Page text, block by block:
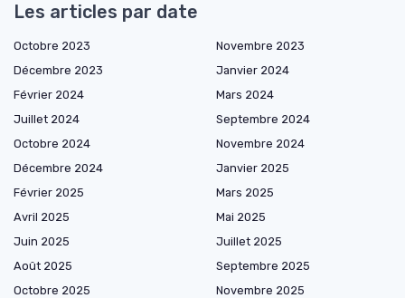
Les articles par date
Octobre 2023
Novembre 2023
Décembre 2023
Janvier 2024
Février 2024
Mars 2024
Juillet 2024
Septembre 2024
Octobre 2024
Novembre 2024
Décembre 2024
Janvier 2025
Février 2025
Mars 2025
Avril 2025
Mai 2025
Juin 2025
Juillet 2025
Août 2025
Septembre 2025
Octobre 2025
Novembre 2025